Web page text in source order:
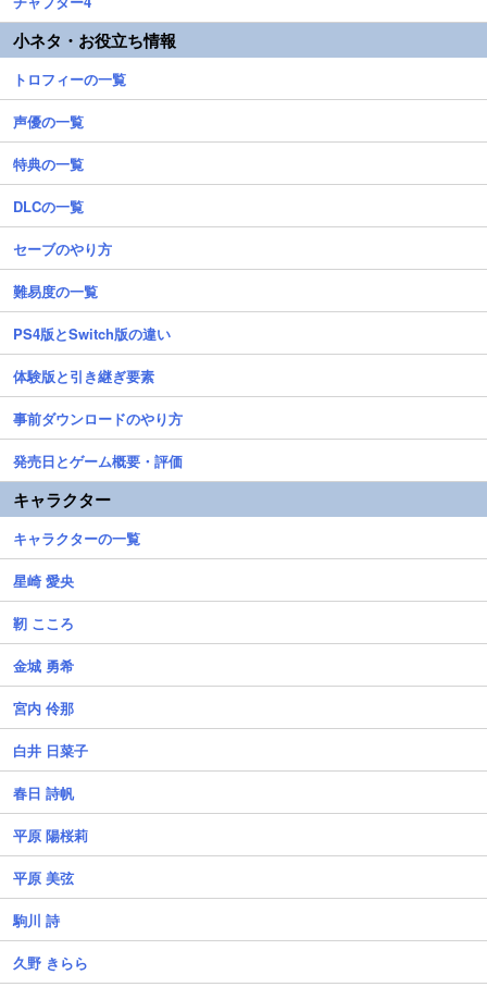
小ネタ・お役立ち情報
トロフィーの一覧
声優の一覧
特典の一覧
DLCの一覧
セーブのやり方
難易度の一覧
PS4版とSwitch版の違い
体験版と引き継ぎ要素
事前ダウンロードのやり方
発売日とゲーム概要・評価
キャラクター
キャラクターの一覧
星崎 愛央
靭 こころ
金城 勇希
宮内 伶那
⽩井 ⽇菜⼦
春日 詩帆
平原 陽桜莉
平原 美弦
駒川 詩
久野 きらら